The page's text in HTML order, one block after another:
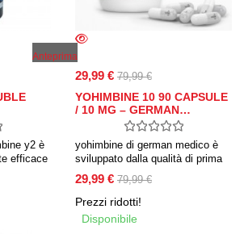
y2 è
efficace
Anteprima
29,99 € 79,99 €
YOHIMBINE 10 90 CAPSULE
/ 10 MG – GERMAN…
yohimbine di german medico è
sviluppato dalla qualità di prima
classe della materia prima
utilizzata. il vantaggio principale
della yohimbina sono gli effetti
molto positivi nel bruciare i
grassi, aumentare l’energia e
29,99 € 79,99 €
Prezzi ridotti!
Disponibile